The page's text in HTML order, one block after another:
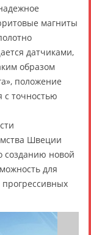
магниты
датчиками,
образом
положение
с точностью
Швеции
созданию новой
для